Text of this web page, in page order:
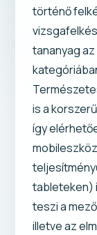
történő
tananyag
is a
így
tableteken)
teszi a
illetve az